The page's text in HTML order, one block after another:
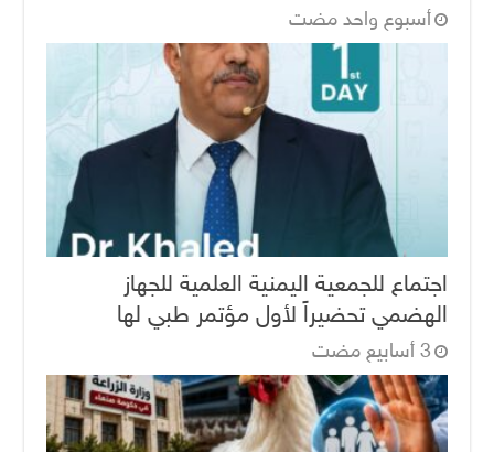
‏أسبوع واحد مضت
اجتماع للجمعية اليمنية العلمية للجهاز
الهضمي تحضيراً لأول مؤتمر طبي لها